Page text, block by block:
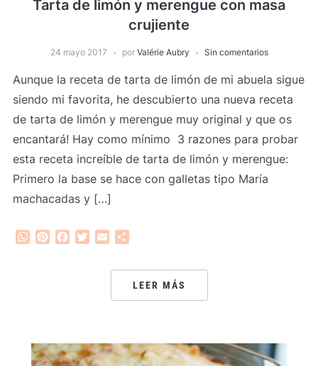
Tarta de limón y merengue con masa
crujiente
24 mayo 2017 por Valérie Aubry Sin comentarios
Aunque la receta de tarta de limón de mi abuela sigue
siendo mi favorita, he descubierto una nueva receta
de tarta de limón y merengue muy original y que os
encantará! Hay como mínimo 3 razones para probar
esta receta increíble de tarta de limón y merengue:
Primero la base se hace con galletas tipo María
machacadas y […]
WhatsApp
PinterestFacebook
Twitter
Email
LEER MÁS